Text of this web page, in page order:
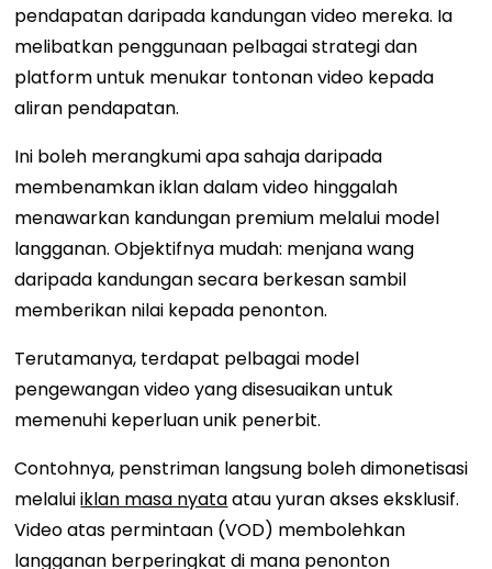
pendapatan daripada kandungan video mereka. Ia
melibatkan penggunaan pelbagai strategi dan
platform untuk menukar tontonan video kepada
aliran pendapatan.
Ini boleh merangkumi apa sahaja daripada
membenamkan iklan dalam video hinggalah
menawarkan kandungan premium melalui model
langganan. Objektifnya mudah: menjana wang
daripada kandungan secara berkesan sambil
memberikan nilai kepada penonton.
Terutamanya, terdapat pelbagai model
pengewangan video yang disesuaikan untuk
memenuhi keperluan unik penerbit.
Contohnya, penstriman langsung boleh dimonetisasi
melaluiiklan masa nyataatau yuran akses eksklusif.
Video atas permintaan (VOD) membolehkan
langganan berperingkat di mana penonton